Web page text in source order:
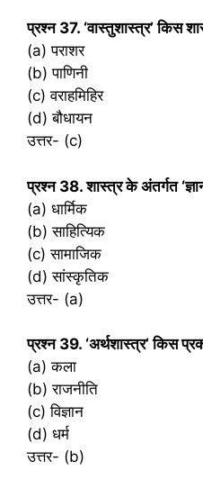
प्रश्‍न 37. ‘वास्तुशास्त्र’ किस
(a) पराशर
(b) पाणिनी
(c) वराहमिहिर
(d) बौधायन
उत्तर- (c)
प्रश्‍न 38. शास्त्र के अंतर्गत
(a) धार्मिक
(b) साहित्यिक
(c) सामाजिक
(d) सांस्कृतिक
उत्तर- (a)
प्रश्‍न 39. ‘अर्थशास्त्र’ किस
(a) कला
(b) राजनीति
(c) विज्ञान
(d) धर्म
उत्तर- (b)